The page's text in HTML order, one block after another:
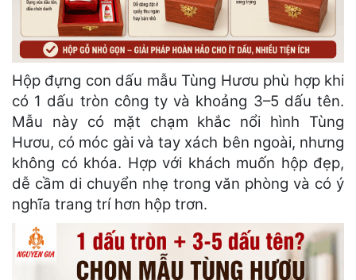
Hộp đựng con dấu mẫu Tùng Hươu phù hợp khi
có 1 dấu tròn công ty và khoảng 3–5 dấu tên.
Mẫu này có mặt chạm khắc nổi hình Tùng
Hươu, có móc gài và tay xách bên ngoài, nhưng
không có khóa. Hợp với khách muốn hộp đẹp,
dễ cầm di chuyển nhẹ trong văn phòng và có ý
nghĩa trang trí hơn hộp trơn.